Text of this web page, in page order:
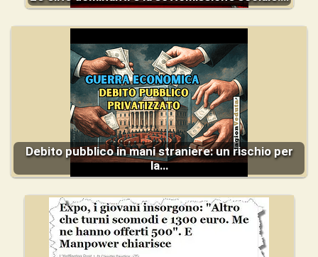
Debito pubblico in mani straniere: un rischio per
la…